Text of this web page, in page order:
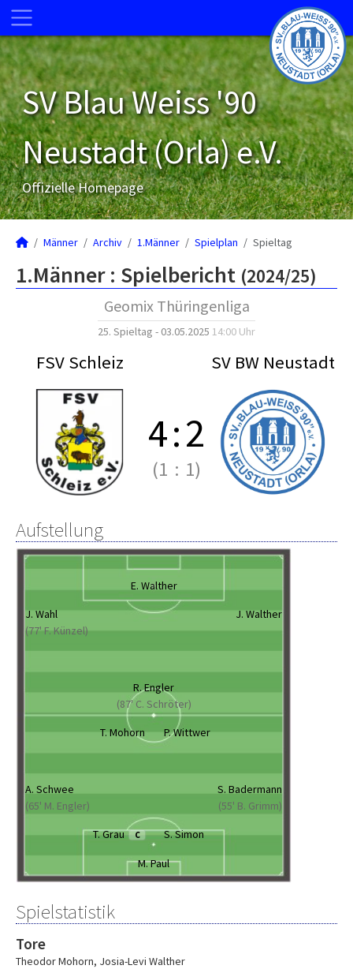
SV Blau Weiss '90
Neustadt (Orla) e.V.
Offizielle Homepage
Männer Archiv 1.Männer Spielplan Spieltag
1.Männer : Spielbericht (2024/25)
Geomix Thüringenliga
25. Spieltag - 03.05.2025 14:00 Uhr
FSV Schleiz SV BW Neustadt
4:2
(1 : 1)
Aufstellung
E. Walther
J. Wahl
(77' F. Künzel)
J. Walther
R. Engler
(87' C. Schröter)
T. Mohorn
P. Wittwer
A. Schwee
(65' M. Engler)
S. Badermann
(55' B. Grimm)
T. Grau
C S. Simon
M. Paul
Spielstatistik
Tore
Theodor Mohorn, Josia-Levi Walther